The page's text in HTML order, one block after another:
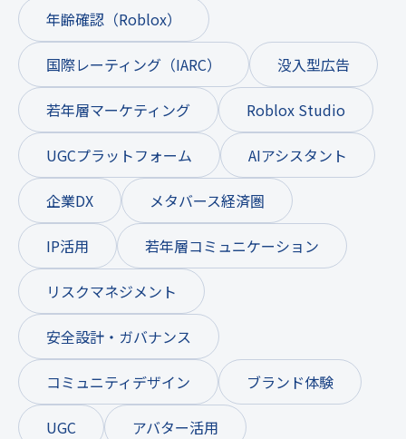
年齢確認（Roblox）
国際レーティング（IARC） 没入型広告
若年層マーケティング Roblox Studio
UGCプラットフォーム AIアシスタント
企業DX メタバース経済圏
IP活用 若年層コミュニケーション
リスクマネジメント
安全設計・ガバナンス
コミュニティデザイン ブランド体験
UGC アバター活用